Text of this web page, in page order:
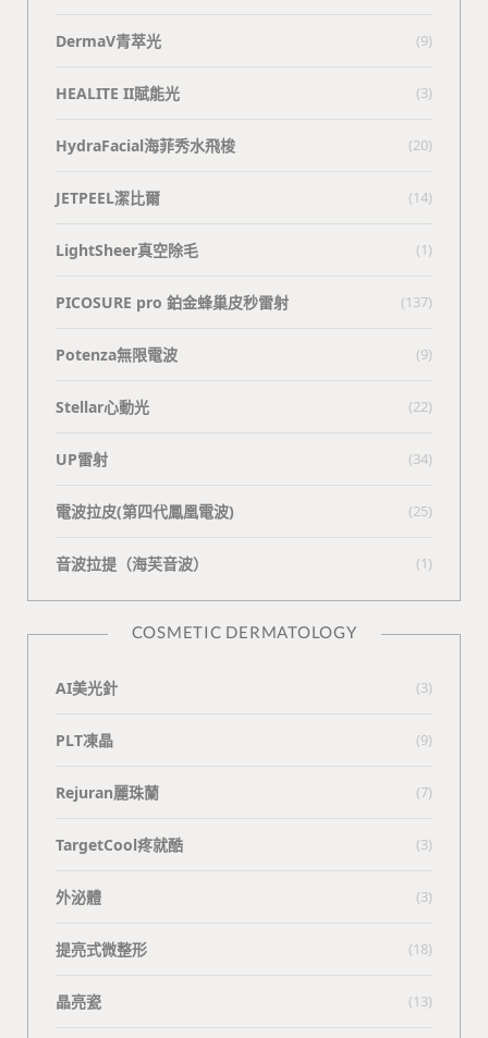
DermaV青萃光 (9)
HEALITE II賦能光 (3)
HydraFacial海菲秀水飛梭 (20)
JETPEEL潔比爾 (14)
LightSheer真空除毛 (1)
PICOSURE pro 鉑金蜂巢皮秒雷射 (137)
Potenza無限電波 (9)
Stellar心動光 (22)
UP雷射 (34)
電波拉皮(第四代鳳凰電波) (25)
⾳波拉提（海芙⾳波） (1)
COSMETIC DERMATOLOGY
AI美光針 (3)
PLT凍晶 (9)
Rejuran麗珠蘭 (7)
TargetCool疼就酷 (3)
外泌體 (3)
提亮式微整形 (18)
晶亮瓷 (13)